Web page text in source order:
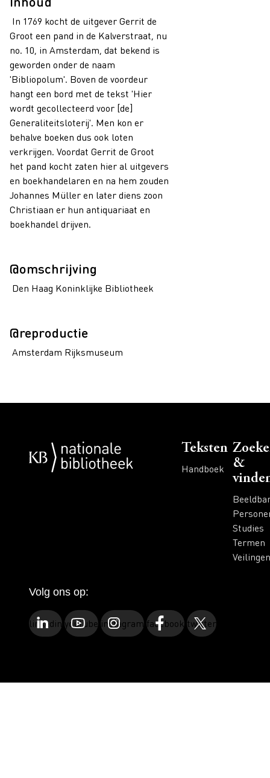
In 1769 kocht de uitgever Gerrit de
Groot een pand in de Kalverstraat, nu
no. 10, in Amsterdam, dat bekend is
geworden onder de naam
'Bibliopolum'. Boven de voordeur
hangt een bord met de tekst 'Hier
wordt gecollecteerd voor [de]
Generaliteitsloterij'. Men kon er
behalve boeken dus ook loten
verkrijgen. Voordat Gerrit de Groot
het pand kocht zaten hier al uitgevers
en boekhandelaren en na hem zouden
Johannes Müller en later diens zoon
Christiaan er hun antiquariaat en
boekhandel drijven.
@omschrijving
Den Haag Koninklijke Bibliotheek
@reproductie
Amsterdam Rijksmuseum
Voet
Teksten
Handboek
&
Studies
Termen
Veilingen
Volg ons op:
linkedinyoutubeinstagramfacebooktwitter